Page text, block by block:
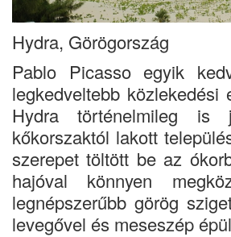
Hydra, Görögország
Pablo Picasso egyik
legkedveltebb
Hydra történelmileg
kőkorszaktól lakott
szerepet töltött be az
hajóval könnyen
legnépszerűbb görög
levegővel és meseszép